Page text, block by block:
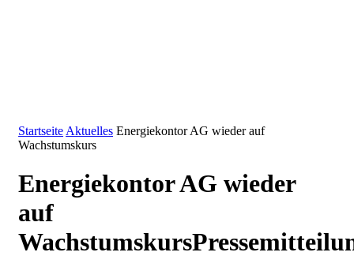
Startseite Aktuelles Energiekontor AG wieder auf
Wachstumskurs
Energiekontor AG wieder
auf
Wachstumskurs